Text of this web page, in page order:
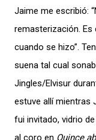
Jaime me escribió:
remasterización.
cuando se hizo”.
suena tal cual
Jingles/Elvisur
estuve allí mientras
fui invitado, vidrio
al coro en Quince